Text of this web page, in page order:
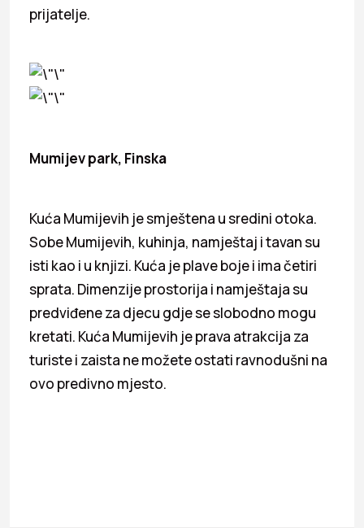
prijatelje.
Mumijev park, Finska
Kuća Mumijevih je smještena u sredini otoka.
Sobe Mumijevih, kuhinja, namještaj i tavan su
isti kao i u knjizi. Kuća je plave boje i ima četiri
sprata. Dimenzije prostorija i namještaja su
predviđene za djecu gdje se slobodno mogu
kretati. Kuća Mumijevih je prava atrakcija za
turiste i zaista ne možete ostati ravnodušni na
ovo predivno mjesto.